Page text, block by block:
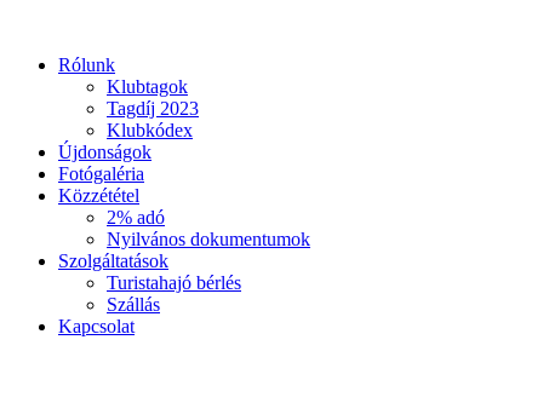
Rólunk
Klubtagok
Tagdíj 2023
Klubkódex
Újdonságok
Fotógaléria
Közzététel
2% adó
Nyilvános dokumentumok
Szolgáltatások
Turistahajó bérlés
Szállás
Kapcsolat